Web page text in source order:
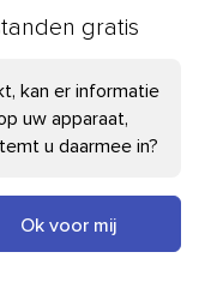
gratis
kan er informatie
uw apparaat,
u daarmee in?
Ok voor mij
helpt bij het laden